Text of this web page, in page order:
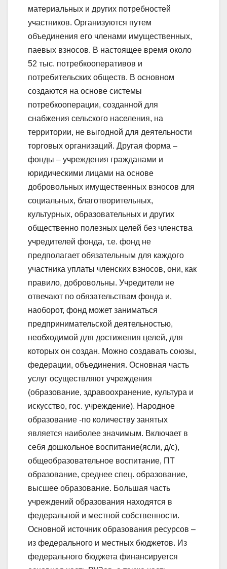
материальных и других потребностей
участников. Организуются путем
объединения его членами имущественных,
паевых взносов. В настоящее время около
52 тыс. потребкооперативов и
потребительских обществ. В основном
создаются на основе системы
потребкооперации, созданной для
снабжения сельского населения, на
территории, не выгодной для деятельности
торговых организаций. Другая форма –
фонды – учреждения гражданами и
юридическими лицами на основе
добровольных имущественных взносов для
социальных, благотворительных,
культурных, образовательных и других
общественно полезных целей без членства
учредителей фонда, т.е. фонд не
предполагает обязательным для каждого
участника уплаты членских взносов, они, как
правило, добровольны. Учредители не
отвечают по обязательствам фонда и,
наоборот, фонд может заниматься
предпринимательской деятельностью,
необходимой для достижения целей, для
которых он создан. Можно создавать союзы,
федерации, объединения. Основная часть
услуг осуществляют учреждения
(образование, здравоохранение, культура и
искусство, гос. учреждение). Народное
образование -по количеству занятых
является наиболее значимым. Включает в
себя дошкольное воспитание(ясли, д/с),
общеобразовательное воспитание, ПТ
образование, среднее спец. образование,
высшее образование. Большая часть
учреждений образования находятся в
федеральной и местной собственности.
Основной источник образования ресурсов –
из федерального и местных бюджетов. Из
федерального бюджета финансируется